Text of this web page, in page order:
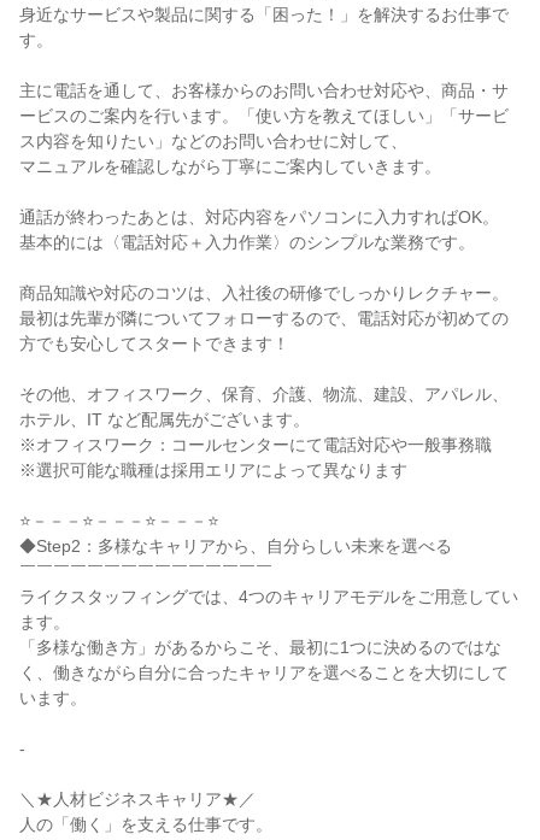
身近なサービスや製品に関する「困った！」を解決するお仕事で
す。
主に電話を通して、お客様からのお問い合わせ対応や、商品・サ
ービスのご案内を行います。「使い方を教えてほしい」「サービ
ス内容を知りたい」などのお問い合わせに対して、
マニュアルを確認しながら丁寧にご案内していきます。
通話が終わったあとは、対応内容をパソコンに入力すればOK。
基本的には〈電話対応＋入力作業〉のシンプルな業務です。
商品知識や対応のコツは、入社後の研修でしっかりレクチャー。
最初は先輩が隣についてフォローするので、電話対応が初めての
方でも安心してスタートできます！
その他、オフィスワーク、保育、介護、物流、建設、アパレル、
ホテル、IT など配属先がございます。
※オフィスワーク：コールセンターにて電話対応や一般事務職
※選択可能な職種は採用エリアによって異なります
⭐－－－⭐－－－⭐－－－⭐
◆Step2：多様なキャリアから、自分らしい未来を選べる
￣￣￣￣￣￣￣￣￣￣￣￣￣￣￣
ライクスタッフィングでは、4つのキャリアモデルをご用意してい
ます。
「多様な働き方」があるからこそ、最初に1つに決めるのではな
く、働きながら自分に合ったキャリアを選べることを大切にして
います。
-
＼★人材ビジネスキャリア★／
人の「働く」を支える仕事です。